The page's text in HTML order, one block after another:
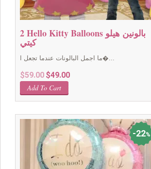
2 Hello Kitty Balloons بالونين هيلو
كيتي
ما اجمل البالونات عندما تجعل ا�...
$59.00 Original
price
was:
$49.00Current
Add To Cart
22%